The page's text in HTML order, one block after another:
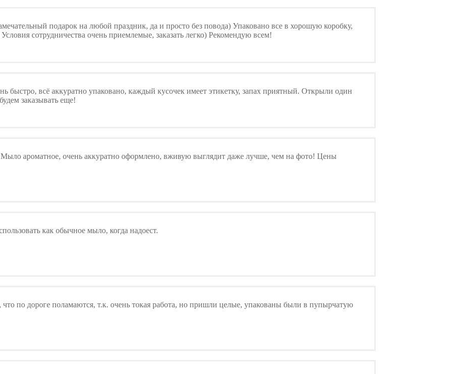
подарок на любой праздник, да и просто без повода) Упаковано все в хорошую коробку,
сотрудничества очень приемлемые, заказать легко) Рекомендую всем!
быстро, всё аккуратно упаковано, каждый кусочек имеет этикетку, запах приятный. Открыли один
заказывать еще!
ароматное, очень аккуратно оформлено, вживую выглядит даже лучше, чем на фото! Цены
как обычное мыло, когда надоест.
по дороге поламаются, т.к. очень токая работа, но пришли целые, упакованы были в пупырчатую